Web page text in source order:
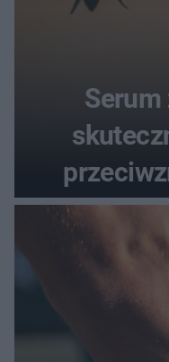
Serum